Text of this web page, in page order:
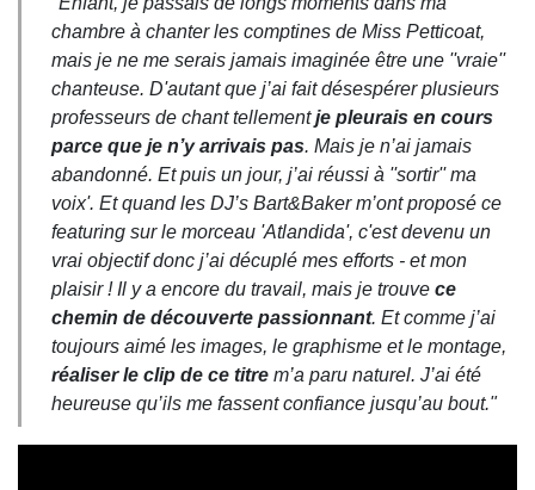
chambre à chanter les comptines de Miss Petticoat,
mais je ne me serais jamais imaginée être une ''vraie''
chanteuse. D'autant que j’ai fait désespérer plusieurs
professeurs de chant tellementje pleurais en cours
parce que je n’y arrivais pas. Mais je n’ai jamais
abandonné. Et puis un jour, j’ai réussi à ''sortir'' ma
voix'. Et quand les DJ’s Bart&Baker m’ont proposé ce
featuring sur le morceau 'Atlandida', c'est devenu un
vrai objectif donc j’ai décuplé mes efforts - et mon
plaisir ! Il y a encore du travail, mais je trouve ce
chemin de découverte passionnant. Et comme j’ai
toujours aimé les images, le graphisme et le montage,
réaliser le clip de ce titre m’a paru naturel. J’ai été
heureuse qu’ils me fassent confiance jusqu’au bout."